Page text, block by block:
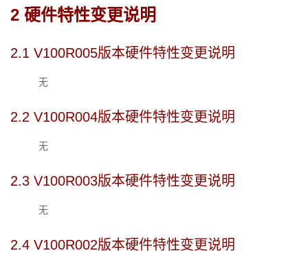
2 硬件特性变更说明
2.1 V100R005版本硬件特性变更说明
无
2.2 V100R004版本硬件特性变更说明
无
2.3 V100R003版本硬件特性变更说明
无
2.4 V100R002版本硬件特性变更说明